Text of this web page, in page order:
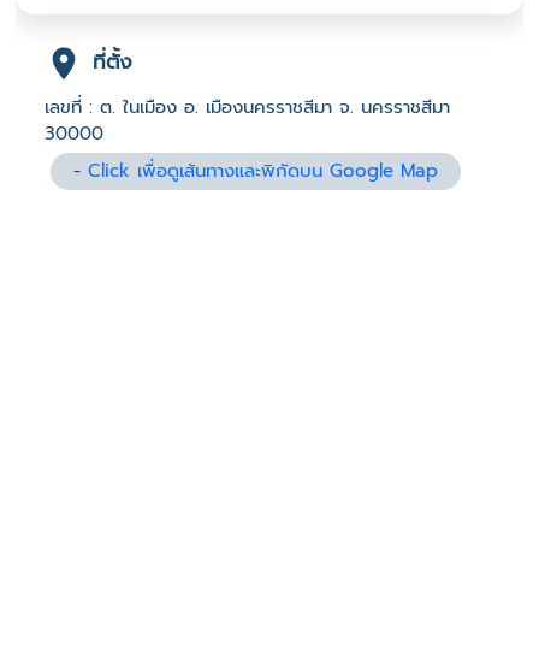
ที่ตั้ง
เลขที่ : ต. ในเมือง อ. เมืองนครราชสีมา จ. นครราชสีมา
30000
-Click เพื่อดูเส้นทางและพิกัดบน Google Map